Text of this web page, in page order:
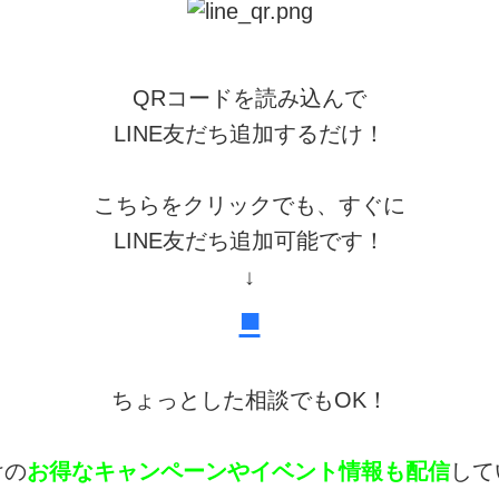
QRコードを読み込んで
LINE友だち追加するだけ！
こちらをクリックでも、すぐに
LINE友だち追加可能です！
↓
■
ちょっとした相談でもOK！
お得なキャンペーンやイベント情報も配信し